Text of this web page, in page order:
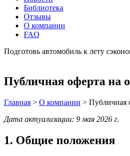
Библиотека
Отзывы
О компании
FAQ
Подготовь автомобиль к лету
Публичная оферта на
Главная > О компании > Публичная
Дата актуализации: 9 мая 2026 г.
1. Общие положения